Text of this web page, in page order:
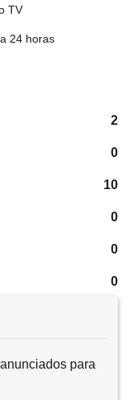
TV
24 horas
2
0
10
0
0
0
para